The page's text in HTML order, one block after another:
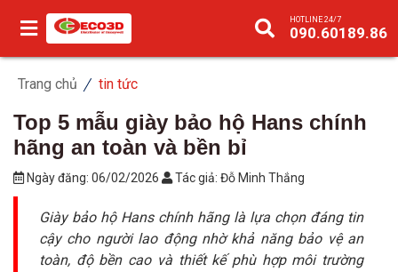
HOTLINE 24/7
090.60189.86
Trang chủ tin tức
Top 5 mẫu giày bảo hộ Hans chính
hãng an toàn và bền bỉ
Ngày đăng: 06/02/2026 Tác giả: Đỗ Minh Thắng
Giày bảo hộ Hans chính hãng là lựa chọn đáng tin
cậy cho người lao động nhờ khả năng bảo vệ an
toàn, độ bền cao và thiết kế phù hợp môi trường